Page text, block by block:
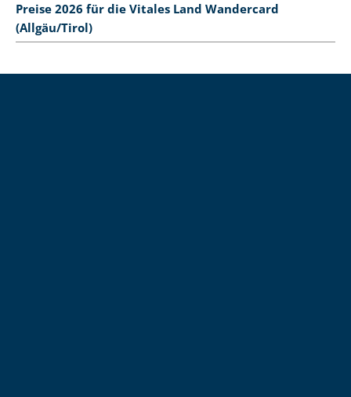
Preise 2026 für die Vitales Land Wandercard
(Allgäu/Tirol)